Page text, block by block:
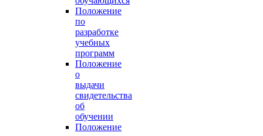
Положение
по
разработке
учебных
программ
Положение
о
выдачи
свидетельства
об
обучении
Положение